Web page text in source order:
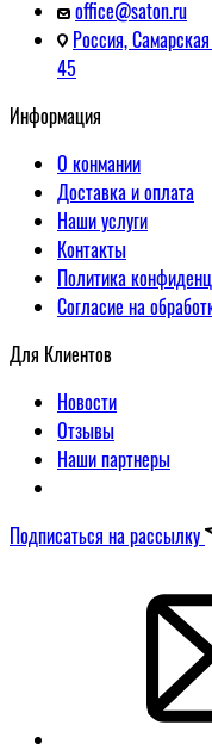
office@saton.ru
Россия,
45
Информация
О конмании
Доставка и оплата
Наши услуги
Контакты
Политика
Согласие на
Для Клиентов
Новости
Отзывы
Наши партнеры
Подписаться на рассылку